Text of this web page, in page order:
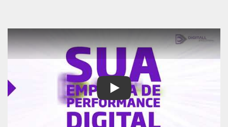
Assessoria de Marketing na